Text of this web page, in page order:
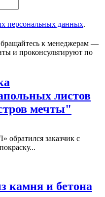
персональных данных.
к менеджерам —
и проконсультируют по
листов
мечты"
заказчик с
камня и бетона